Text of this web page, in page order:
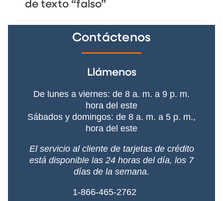
de texto “falso”
Contáctenos
Llámenos
De lunes a viernes: de 8 a. m. a 9 p. m.
hora del este
Sábados y domingos: de 8 a. m. a 5 p. m.,
hora del este
El servicio al cliente de tarjetas de crédito
está disponible las 24 horas del día, los 7
días de la semana.
1-866-465-2762